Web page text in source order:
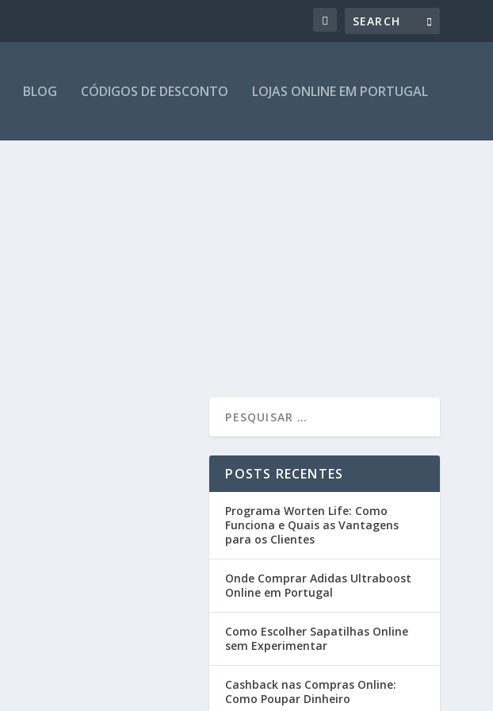
BLOG CÓDIGOS DE DESCONTO LOJAS ONLINE EM PORTUGAL
POSTS RECENTES
Programa Worten Life: Como
Funciona e Quais as Vantagens
para os Clientes
Onde Comprar Adidas Ultraboost
Online em Portugal
Como Escolher Sapatilhas Online
sem Experimentar
Cashback nas Compras Online:
Como Poupar Dinheiro